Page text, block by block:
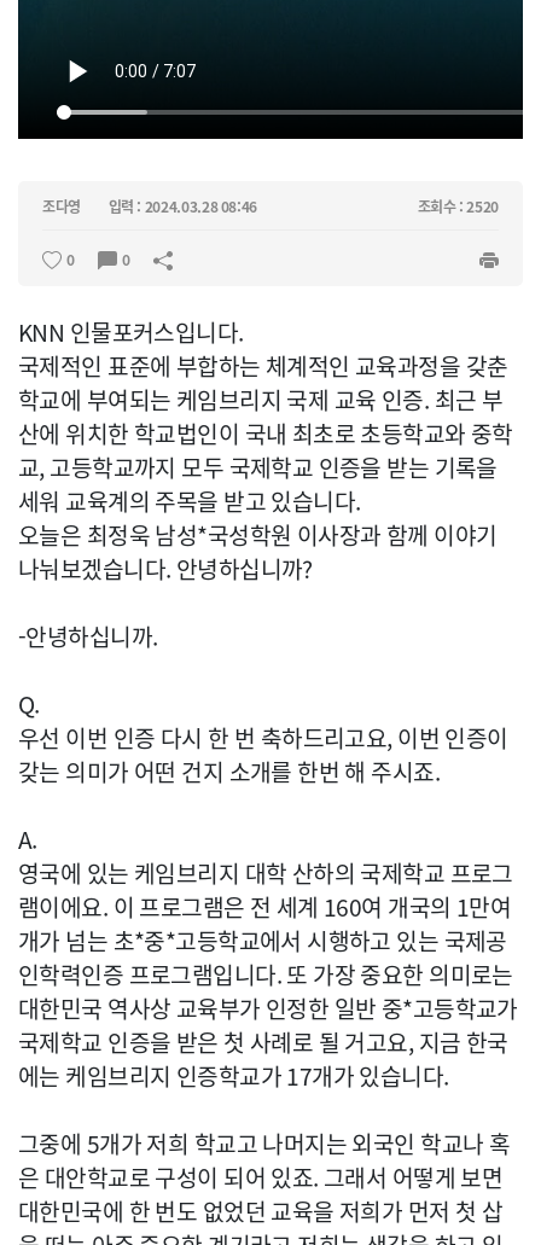
조다영 입력 : 2024.03.28 08:46 조회수 : 2520
0 0
KNN 인물포커스입니다.
국제적인 표준에 부합하는 체계적인 교육과정을 갖춘
학교에 부여되는 케임브리지 국제 교육 인증. 최근 부
산에 위치한 학교법인이 국내 최초로 초등학교와 중학
교, 고등학교까지 모두 국제학교 인증을 받는 기록을
세워 교육계의 주목을 받고 있습니다.
오늘은 최정욱 남성*국성학원 이사장과 함께 이야기
나눠보겠습니다. 안녕하십니까?
-안녕하십니까.
Q.
우선 이번 인증 다시 한 번 축하드리고요, 이번 인증이
갖는 의미가 어떤 건지 소개를 한번 해 주시죠.
A.
영국에 있는 케임브리지 대학 산하의 국제학교 프로그
램이에요. 이 프로그램은 전 세계 160여 개국의 1만여
개가 넘는 초*중*고등학교에서 시행하고 있는 국제공
인학력인증 프로그램입니다. 또 가장 중요한 의미로는
대한민국 역사상 교육부가 인정한 일반 중*고등학교가
국제학교 인증을 받은 첫 사례로 될 거고요, 지금 한국
에는 케임브리지 인증학교가 17개가 있습니다.
그중에 5개가 저희 학교고 나머지는 외국인 학교나 혹
은 대안학교로 구성이 되어 있죠. 그래서 어떻게 보면
대한민국에 한 번도 없었던 교육을 저희가 먼저 첫 삽